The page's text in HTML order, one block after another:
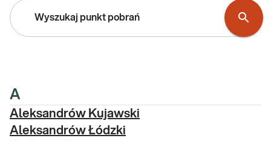
A
Aleksandrów Kujawski
Aleksandrów Łódzki